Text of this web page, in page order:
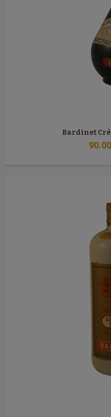
Bardinet
90.00